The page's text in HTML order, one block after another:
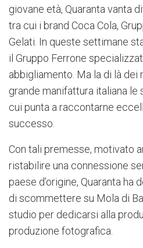
giovane età, Quaranta vanta
tra cui i brand Coca Cola,
Gelati. In queste settimane
il Gruppo Ferrone
abbigliamento. Ma la di là dei
grande manifattura italiana le
cui punta a raccontarne
successo.
Con tali premesse, motivato
ristabilire una connessione
paese d’origine, Quaranta ha
di scommettere su Mola di
studio per dedicarsi alla
produzione fotografica.